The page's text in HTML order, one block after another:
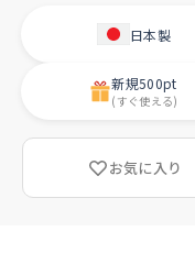
日本製
新規500pt
(すぐ使える)
お気に入り